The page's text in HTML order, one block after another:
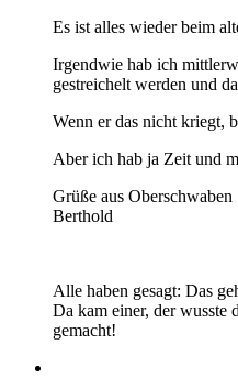
Es ist alles wieder beim
Irgendwie hab ich
gestreichelt werden und
Wenn er das nicht kriegt,
Aber ich hab ja Zeit und
Grüße aus Oberschwaben
Berthold
Alle haben gesagt: Das
Da kam einer, der wusste
gemacht!